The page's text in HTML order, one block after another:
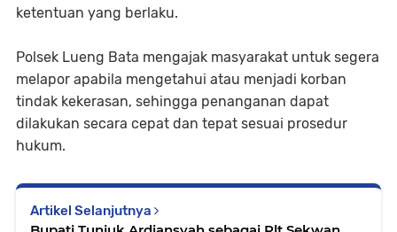
ketentuan yang berlaku.
Polsek Lueng Bata mengajak masyarakat untuk segera
melapor apabila mengetahui atau menjadi korban
tindak kekerasan, sehingga penanganan dapat
dilakukan secara cepat dan tepat sesuai prosedur
hukum.
Artikel Selanjutnya